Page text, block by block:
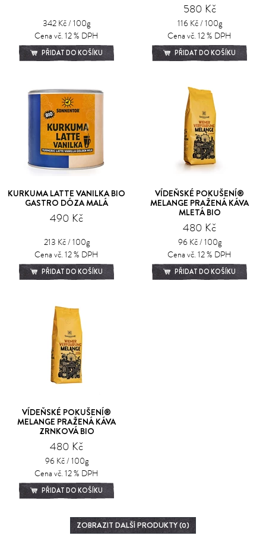
342 Kč / 100g
Cena vč. 12 % DPH
PŘIDAT DO KOŠÍKU
580 Kč
116 Kč / 100g
Cena vč. 12 % DPH
PŘIDAT DO KOŠÍKU
KURKUMA LATTE VANILKA BIO
GASTRO DÓZA MALÁ
490 Kč
213 Kč / 100g
Cena vč. 12 % DPH
PŘIDAT DO KOŠÍKU
VÍDEŇSKÉ POKUŠENÍ®
MELANGE PRAŽENÁ KÁVA
MLETÁ BIO
480 Kč
96 Kč / 100g
Cena vč. 12 % DPH
PŘIDAT DO KOŠÍKU
VÍDEŇSKÉ POKUŠENÍ®
MELANGE PRAŽENÁ KÁVA
ZRNKOVÁ BIO
480 Kč
96 Kč / 100g
Cena vč. 12 % DPH
PŘIDAT DO KOŠÍKU
ZOBRAZIT DALŠÍ PRODUKTY (0)